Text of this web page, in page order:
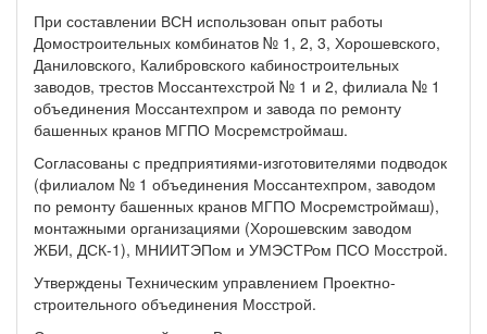
При составлении ВСН использован опыт работы
Домостроительных комбинатов № 1, 2, 3, Хорошевского,
Даниловского, Калибровского кабиностроительных
заводов, трестов Моссантехстрой № 1 и 2, филиала № 1
объединения Моссантехпром и завода по ремонту
башенных кранов МГПО Мосремстроймаш.
Согласованы с предприятиями-изготовителями подводок
(филиалом № 1 объединения Моссантехпром, заводом
по ремонту башенных кранов МГПО Мосремстроймаш),
монтажными организациями (Хорошевским заводом
ЖБИ, ДСК-1), МНИИТЭПом и УМЭСТРом ПСО Мосстрой.
Утверждены Техническим управлением Проектно-
строительного объединения Мосстрой.